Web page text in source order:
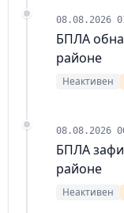
08.08.2026
БПЛА
районе
Неактивен
08.08.2026
БПЛА
районе
Неактивен